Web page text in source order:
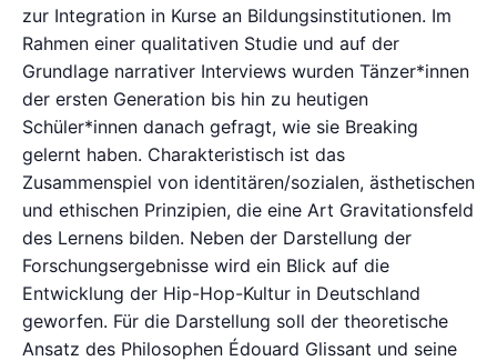
zur Integration in Kurse an Bildungsinstitutionen. Im
Rahmen einer qualitativen Studie und auf der
Grundlage narrativer Interviews wurden Tänzer*innen
der ersten Generation bis hin zu heutigen
Schüler*innen danach gefragt, wie sie Breaking
gelernt haben. Charakteristisch ist das
Zusammenspiel von identitären/sozialen, ästhetischen
und ethischen Prinzipien, die eine Art Gravitationsfeld
des Lernens bilden. Neben der Darstellung der
Forschungsergebnisse wird ein Blick auf die
Entwicklung der Hip-Hop-Kultur in Deutschland
geworfen. Für die Darstellung soll der theoretische
Ansatz des Philosophen Édouard Glissant und seine